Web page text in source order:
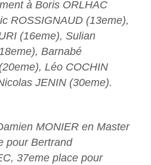
à Boris ORLHAC
ROSSIGNAUD (13eme),
(16eme), Sulian
Barnabé
Léo COCHIN
JENIN (30eme).
MONIER en Master
pour Bertrand
37eme place pour